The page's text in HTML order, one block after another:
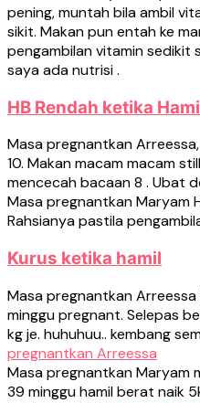
pening, muntah bila ambil
sikit. Makan pun entah ke
pengambilan vitamin sedikit
saya ada nutrisi .
HB Rendah ketika
Masa pregnantkan
10. Makan macam macam
mencecah bacaan 8 . Ubat
Masa pregnantkan Maryam
Rahsianya pastila
Kurus ketika hamil
Masa pregnantkan
minggu pregnant. Selepas
kg je. huhuhuu.. kembang
pregnantkan Arreessa
Masa pregnantkan Maryam
39 minggu hamil berat naik